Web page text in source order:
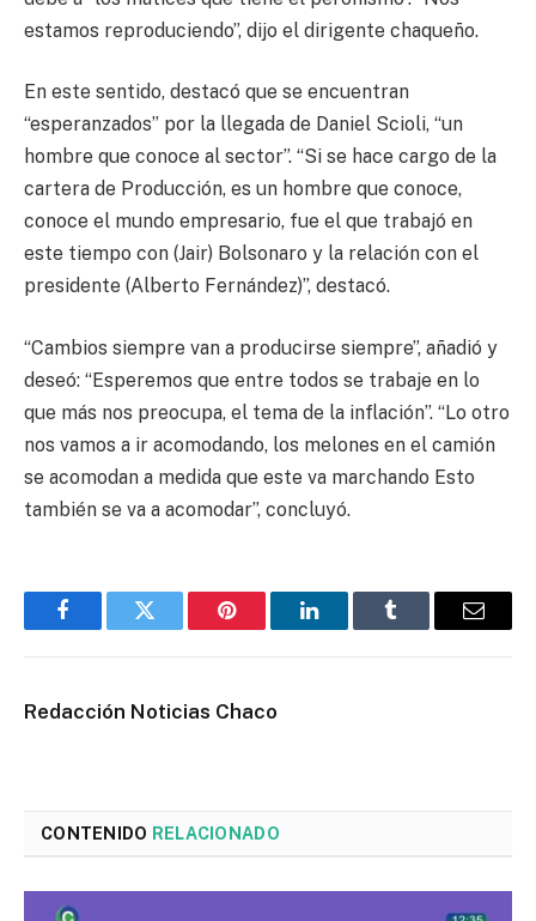
estamos reproduciendo”, dijo el dirigente chaqueño.
En este sentido, destacó que se encuentran
“esperanzados” por la llegada de Daniel Scioli, “un
hombre que conoce al sector”. “Si se hace cargo de la
cartera de Producción, es un hombre que conoce,
conoce el mundo empresario, fue el que trabajó en
este tiempo con (Jair) Bolsonaro y la relación con el
presidente (Alberto Fernández)”, destacó.
“Cambios siempre van a producirse siempre”, añadió y
deseó: “Esperemos que entre todos se trabaje en lo
que más nos preocupa, el tema de la inflación”. “Lo otro
nos vamos a ir acomodando, los melones en el camión
se acomodan a medida que este va marchando Esto
también se va a acomodar”, concluyó.
FacebookTwitter Pinterest LinkedInTumblr Email
Redacción Noticias Chaco
CONTENIDO RELACIONADO